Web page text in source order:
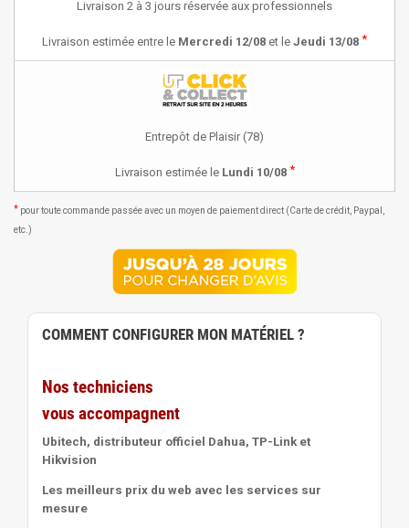
Livraison 2 à 3 jours réservée aux professionnels
Livraison estimée entre le Mercredi 12/08 et le Jeudi 13/08 *
Entrepôt de Plaisir (78)
Livraison estimée le Lundi 10/08 *
* pour toute commande passée avec un moyen de paiement direct (Carte de crédit, Paypal,
etc.)
COMMENT CONFIGURER MON MATÉRIEL ?
Nos techniciens
vous accompagnent
Ubitech, distributeur officiel Dahua, TP-Link et
Hikvision
Les meilleurs prix du web avec les services sur
mesure